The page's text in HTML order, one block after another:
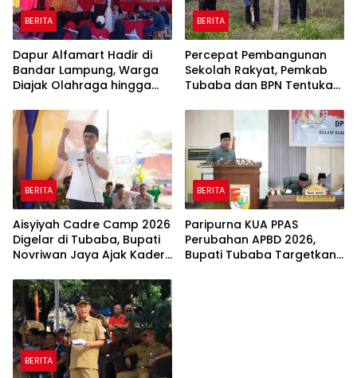
BERITA
Dapur Alfamart Hadir di
Bandar Lampung, Warga
Diajak Olahraga hingga
BERITA
Percepat Pembangunan
Sekolah Rakyat, Pemkab
Tubaba dan BPN Tentukan
BERITA
Aisyiyah Cadre Camp 2026
Digelar di Tubaba, Bupati
Novriwan Jaya Ajak Kader
Pembangunan
BERITA
Paripurna KUA PPAS
Perubahan APBD 2026,
Bupati Tubaba Targetkan
BERITA